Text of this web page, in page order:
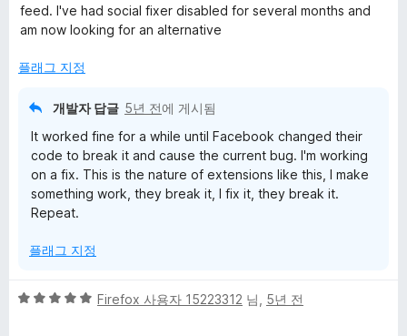
e
r
에
대
한
리
점
에
점
feed. I've had social fixer disabled for several months and
am now looking for an alternative
플래그 지정
개발자 답글 5년 전에 게시됨
It worked fine for a while until Facebook changed their
code to break it and cause the current bug. I'm working
on a fix. This is the nature of extensions like this, I make
something work, they break it, I fix it, they break it.
Repeat.
플래그 지정
5
Firefox 사용자 15223312 님, 5년 전